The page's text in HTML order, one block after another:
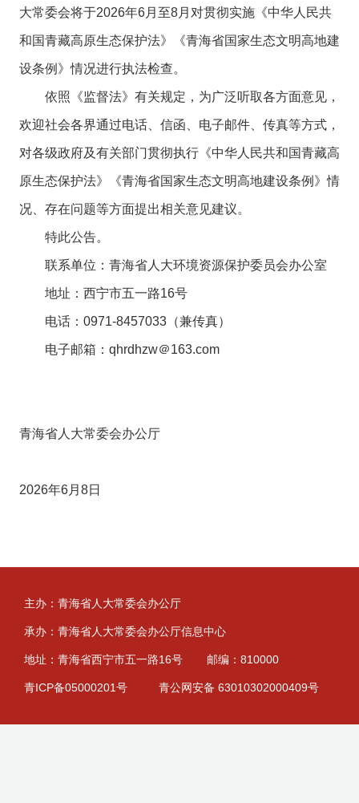
大常委会将于2026年6月至8月对贯彻实施《中华人民共
和国青藏高原生态保护法》《青海省国家生态文明高地建
设条例》情况进行执法检查。
依照《监督法》有关规定，为广泛听取各方面意见，
欢迎社会各界通过电话、信函、电子邮件、传真等方式，
对各级政府及有关部门贯彻执行《中华人民共和国青藏高
原生态保护法》《青海省国家生态文明高地建设条例》情
况、存在问题等方面提出相关意见建议。
特此公告。
联系单位：青海省人大环境资源保护委员会办公室
地址：西宁市五一路16号
电话：0971-8457033（兼传真）
电子邮箱：qhrdhzw＠163.com
青海省人大常委会办公厅
2026年6月8日
主办：青海省人大常委会办公厅
承办：青海省人大常委会办公厅信息中心
地址：青海省西宁市五一路16号 邮编：810000
青ICP备05000201号 青公网安备 63010302000409号